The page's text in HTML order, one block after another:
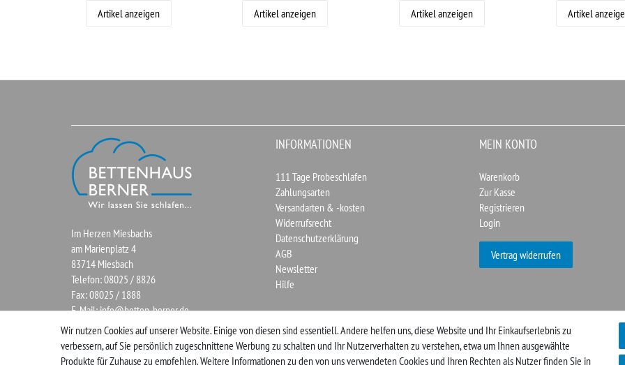
Artikel anzeigen Artikel anzeigen Artikel anzeigen Artikel
Im Herzen Miesbachs
am Marienplatz 4
83714 Miesbach
Telefon: 08025 / 8826
Fax: 08025 / 1888
E-Mail:info@betten-berner.de
INFORMATIONEN
111 Tage Probeschlafen
Zahlungsarten
Versandarten & -kosten
Widerrufsrecht
Datenschutzerklärung
AGB
Newsletter
Hilfe
MEIN KONTO
Warenkorb
Zur Kasse
Registrieren
Login
Vertrag widerrufen
Wir nutzen Cookies auf unserer Website. Einige von diesen sind essentiell. Andere helfen uns, diese Website und Ihr Einkaufserlebnis zu
verbessern, auf Sie persönlich zugeschnittene Werbung zu schalten und Ihr Nutzerverhalten zu verstehen, etwa um Ihnen ausgewählte
Produkte für Zuhause zu empfehlen. Weitere Informationen zu den von uns verwendeten Cookies und Ihren Rechten als Nutzer finden Sie in